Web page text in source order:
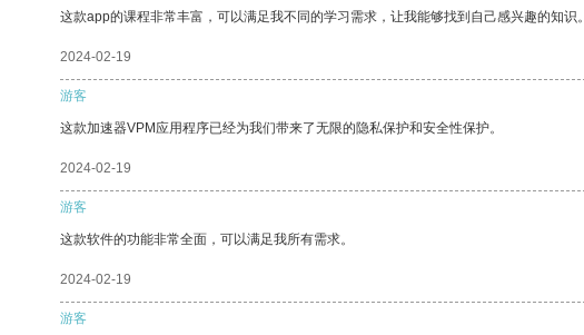
这款app的课程非常丰富，可以满足我不同的学习需求，让我能够找到自己感兴趣的知识。
2024-02-19
游客
这款加速器VPM应用程序已经为我们带来了无限的隐私保护和安全性保护。
2024-02-19
游客
这款软件的功能非常全面，可以满足我所有需求。
2024-02-19
游客